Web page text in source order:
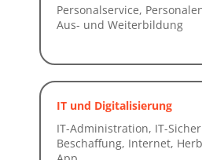
IT und Digitalisierung